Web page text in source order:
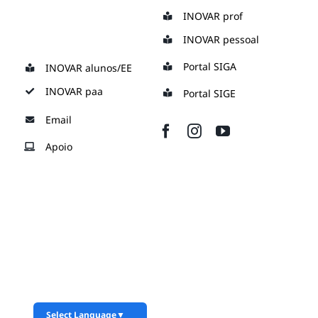
content
INOVAR prof
INOVAR pessoal
INOVAR alunos/EE
INOVAR paa
Portal SIGA
Portal SIGE
Email
Apoio
Select Language▼